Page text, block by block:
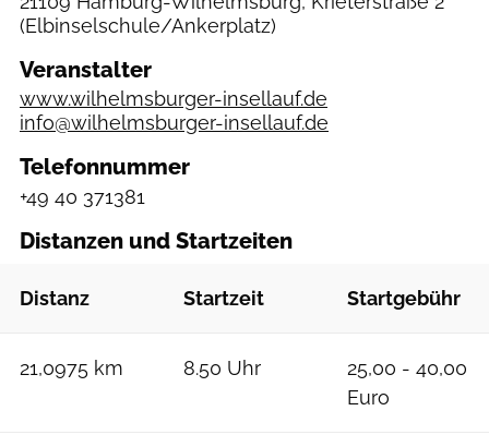
(Elbinselschule/Ankerplatz)
Veranstalter
www.wilhelmsburger-insellauf.de
info@wilhelmsburger-insellauf.de
Telefonnummer
+49 40 371381
Distanzen und Startzeiten
Distanz Startzeit Startgebühr
21,0975 km 8.50 Uhr
25,00 - 40,00
Euro